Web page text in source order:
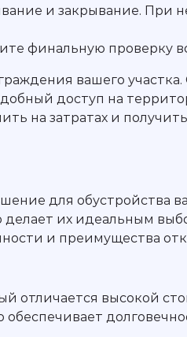
и закрывание. При
финальную проверку
вашего
доступ на
на затратах и
для обустройства
делает их идеальным
и преимущества
отличается высокой